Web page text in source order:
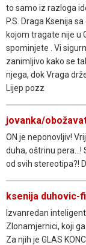
to samo iz razloga
P.S. Draga Ksenija
kojom tragate nije u
spominjete . Vi
zanimljivo kako se
njega, dok Vraga
Lijep pozz
jovanka/
ON je neponovljiv!
duha, oštrinu pera...!
od svih stereotipa?!
ksenija duhovic-
Izvanredan
Zlonamjernici, koji
Za njih je GLAS